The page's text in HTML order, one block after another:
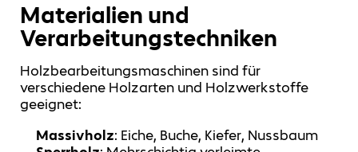
Materialien und
Verarbeitungstechniken
Holzbearbeitungsmaschinen sind für
verschiedene Holzarten und Holzwerkstoffe
geeignet:
Massivholz: Eiche, Buche, Kiefer, Nussbaum